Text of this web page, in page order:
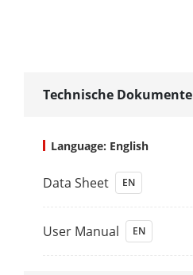
Technische Dokumente
Language: English
Data Sheet EN
User Manual EN